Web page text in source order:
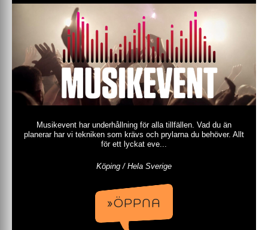
Musikevent har underhållning för alla tillfällen. Vad du än
planerar har vi tekniken som krävs och prylarna du behöver. Allt
för ett lyckat eve...
Köping / Hela Sverige
»ÖPPNA